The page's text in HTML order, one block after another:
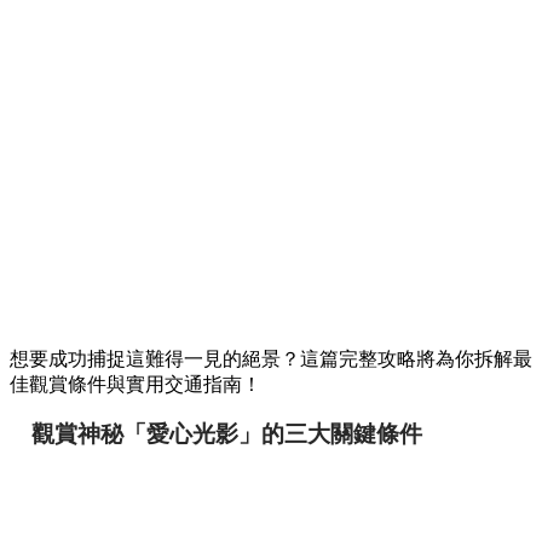
想要成功捕捉這難得一見的絕景？這篇完整攻略將為你拆解最
佳觀賞條件與實用交通指南！
觀賞神秘「愛心光影」的三大關鍵條件